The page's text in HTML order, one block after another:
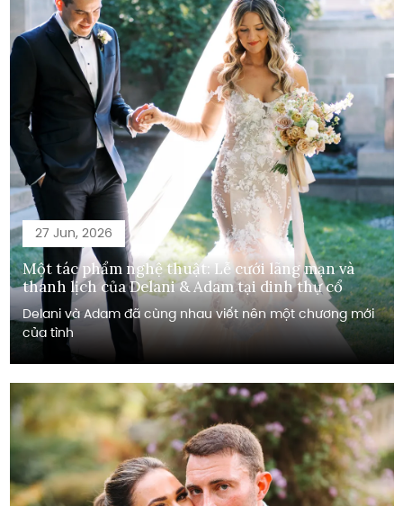
27 Jun, 2026
Một tác phẩm nghệ thuật: Lễ cưới lãng mạn và
thanh lịch của Delani & Adam tại dinh thự cổ
Delani và Adam đã cùng nhau viết nên một chương mới
của tình